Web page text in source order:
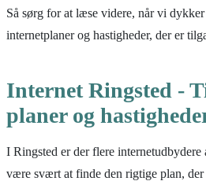
Så sørg for at læse videre, når vi
internetplaner og hastigheder, der er
Internet Ringsted -
planer og
I Ringsted er der flere
være svært at finde den rigtige plan,